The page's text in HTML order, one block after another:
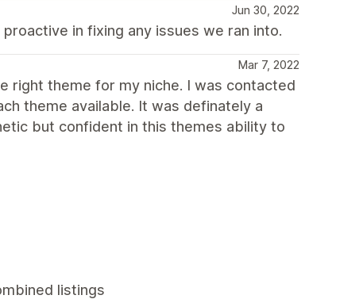
Jun 30, 2022
in fixing any issues we ran into.
Mar 7, 2022
right theme for my niche. I was contacted
theme available. It was definately a
but confident in this themes ability to
listings